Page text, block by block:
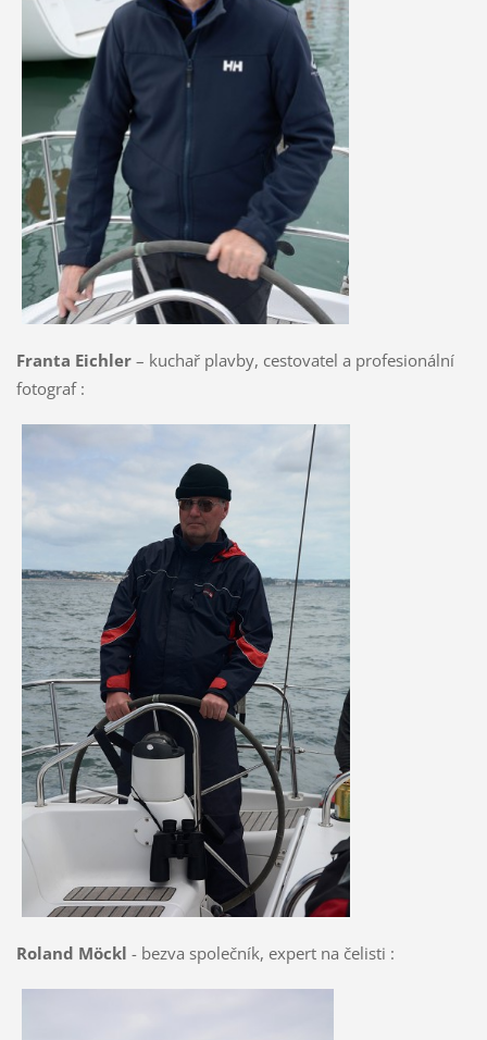
Franta Eichler– kuchař plavby, cestovatel a profesionální
fotograf :
Roland Möckl - bezva společník, expert na čelisti :